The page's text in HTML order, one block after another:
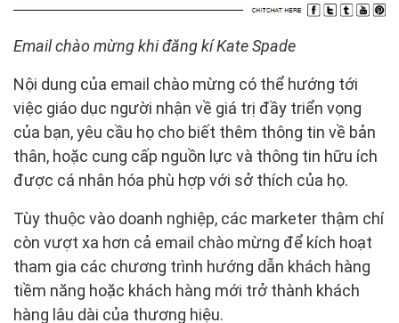
Email chào mừng khi đăng kí Kate Spade
Nội dung của email chào mừng có thể hướng tới
việc giáo dục người nhận về giá trị đầy triển vọng
của bạn, yêu cầu họ cho biết thêm thông tin về bản
thân, hoặc cung cấp nguồn lực và thông tin hữu ích
được cá nhân hóa phù hợp với sở thích của họ.
Tùy thuộc vào doanh nghiệp, các marketer thậm chí
còn vượt xa hơn cả email chào mừng để kích hoạt
tham gia các chương trình hướng dẫn khách hàng
tiềm năng hoặc khách hàng mới trở thành khách
hàng lâu dài của thương hiệu.